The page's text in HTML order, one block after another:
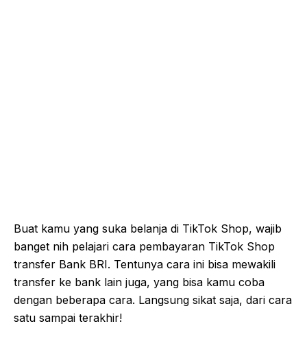
Buat kamu yang suka belanja di TikTok Shop, wajib
banget nih pelajari cara pembayaran TikTok Shop
transfer Bank BRI. Tentunya cara ini bisa mewakili
transfer ke bank lain juga, yang bisa kamu coba
dengan beberapa cara. Langsung sikat saja, dari cara
satu sampai terakhir!